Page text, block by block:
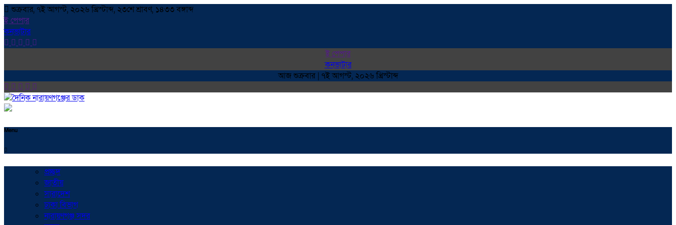
শুক্রবার, ৭ই আগস্ট, ২০২৬ খ্রিস্টাব্দ, ২৩শে শ্রাবণ, ১৪৩৩ বঙ্গাব্দ
ই পেপার
কনভাটার
ই পেপার
কনভাটার
আজ শুক্রবার | ৭ই আগস্ট, ২০২৬ খ্রিস্টাব্দ
Menu
প্রচ্ছদ
জাতীয়
সারাদেশ
ঢাকা বিভাগ
নারায়ণগঞ্জ সদর